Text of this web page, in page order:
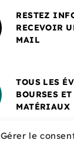
Gérer le
RESTEZ
RECEVOIR
MAIL
TOUS LES
BOURSES
MATÉRIAUX